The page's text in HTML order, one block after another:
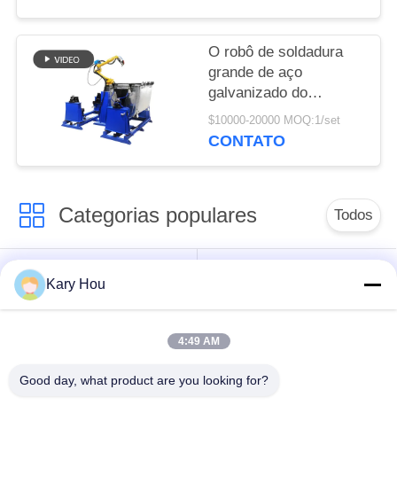
O robô de soldadura
grande de aço
galvanizado do
escaninho dos
desperdícios configura
$10000-20000 MOQ:1/set
CONTATO
Categorias populares Todos
Máquina de
soldadura do ponto
condensador
do dissipador
Kary Hou
4:49 AM
Good day, what product are you looking for?